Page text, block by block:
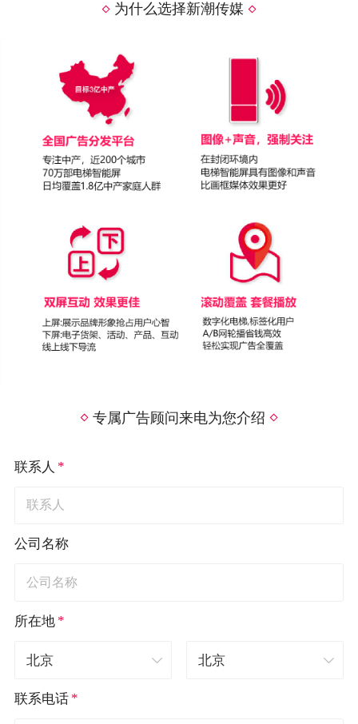
为什么选择新潮传媒
专属广告顾问来电为您介绍
联系人 *
公司名称
所在地 *
联系电话 *